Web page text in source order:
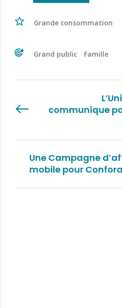
Grande consommation
Grand public Famille
communique
Une Campagne
mobile pour